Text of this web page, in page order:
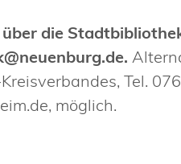
die
Tel.
möglich.